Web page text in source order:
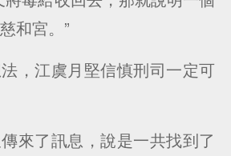
和宮。”
，江虞月堅信慎刑司一定可
來了訊息，說是一共找到了